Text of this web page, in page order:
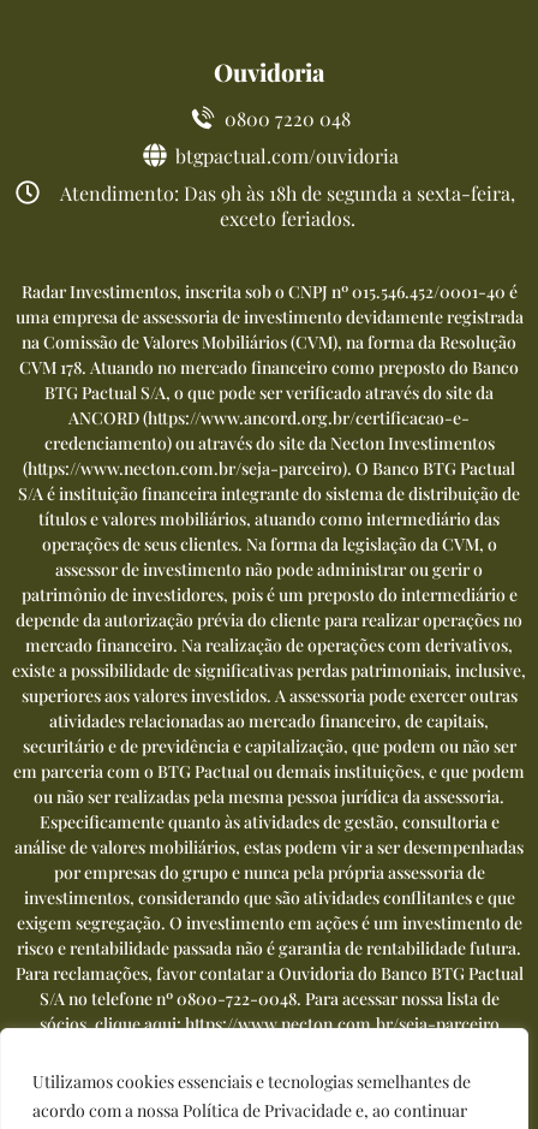
Utilizamos cookies essenciais e tecnologias semelhantes de
acordo com a nossa Política de Privacidade e, ao continuar
Ouvidoria
0800 7220 048
btgpactual.com/ouvidoria
Atendimento: Das 9h às 18h de segunda a sexta-feira,
exceto feriados.
Radar Investimentos, inscrita sob o CNPJ nº 015.546.452/0001-40 é
uma empresa de assessoria de investimento devidamente registrada
na Comissão de Valores Mobiliários (CVM), na forma da Resolução
CVM 178. Atuando no mercado financeiro como preposto do Banco
BTG Pactual S/A, o que pode ser verificado através do site da
ANCORD (https://www.ancord.org.br/certificacao-e-
credenciamento) ou através do site da Necton Investimentos
(https://www.necton.com.br/seja-parceiro). O Banco BTG Pactual
S/A é instituição financeira integrante do sistema de distribuição de
títulos e valores mobiliários, atuando como intermediário das
operações de seus clientes. Na forma da legislação da CVM, o
assessor de investimento não pode administrar ou gerir o
patrimônio de investidores, pois é um preposto do intermediário e
depende da autorização prévia do cliente para realizar operações no
mercado financeiro. Na realização de operações com derivativos,
existe a possibilidade de significativas perdas patrimoniais, inclusive,
superiores aos valores investidos. A assessoria pode exercer outras
atividades relacionadas ao mercado financeiro, de capitais,
securitário e de previdência e capitalização, que podem ou não ser
em parceria com o BTG Pactual ou demais instituições, e que podem
ou não ser realizadas pela mesma pessoa jurídica da assessoria.
Especificamente quanto às atividades de gestão, consultoria e
análise de valores mobiliários, estas podem vir a ser desempenhadas
por empresas do grupo e nunca pela própria assessoria de
investimentos, considerando que são atividades conflitantes e que
exigem segregação. O investimento em ações é um investimento de
risco e rentabilidade passada não é garantia de rentabilidade futura.
Para reclamações, favor contatar a Ouvidoria do Banco BTG Pactual
S/A no telefone nº0800-722-0048. Para acessar nossa lista de
sócios, clique aqui:https://www.necton.com.br/seja-parceiro